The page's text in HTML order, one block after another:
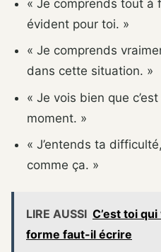
« Je comprends tout à
évident pour toi. »
« Je comprends
dans cette situation. »
« Je vois bien que
moment. »
« J’entends ta
comme ça. »
LIRE AUSSI C’est toi
forme faut-il écrire